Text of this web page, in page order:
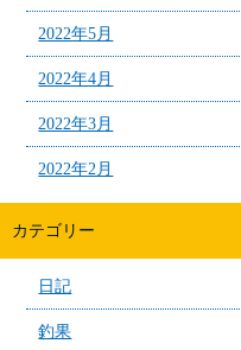
2022年5月
2022年4月
2022年3月
2022年2月
カテゴリー
日記
釣果